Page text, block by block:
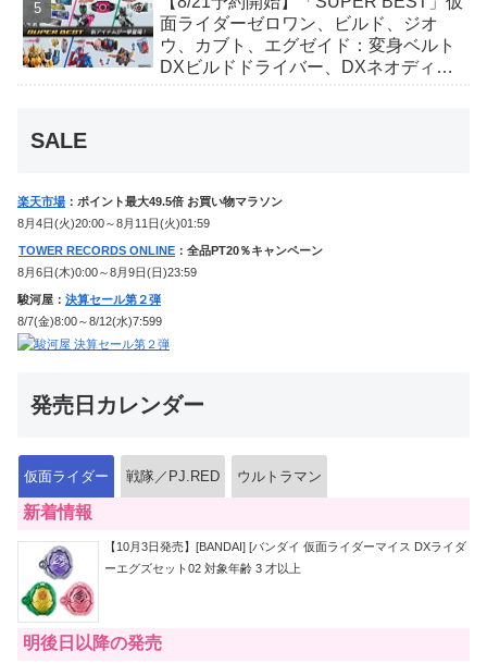
か豪華特典付き！
面ライダーゼロワン、ビルド、ジオ
ウ、カブト、エグゼイド：変身ベルト
DXビルドドライバー、DXネオディケ
SALE
楽天市場 ：ポイント最大49.5倍 お買い物マラソン
8月4日(火)20:00～8月11日(火)01:59
TOWER RECORDS ONLINE ：全品PT20％キャンペーン
8月6日(木)0:00～8月9日(日)23:59
駿河屋： 決算セール第２弾
8/7(金)8:00～8/12(水)7:599
発売日カレンダー
仮面ライダー 戦隊／PJ.RED ウルトラマン
新着情報
【10月3日発売】[BANDAI] [バンダイ 仮面ライダーマイス DXライダ
ーエグズセット02 対象年齢 3 才以上
明後日以降の発売